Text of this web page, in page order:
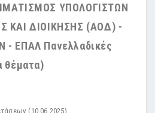
ΥΠΟΛΟΓΙΣΤΩΝ
ΚΑΙ ΔΙΟΙΚΗΣΗΣ (ΑΟΔ) -
- ΕΠΑΛ Πανελλαδικές
θέματα)
(10.06.2025)